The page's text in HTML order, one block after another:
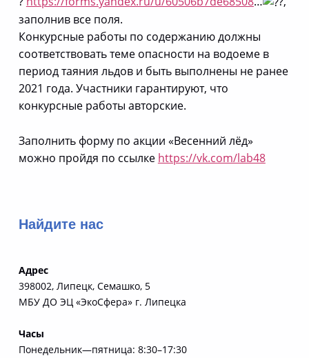
заполнив все поля.
Конкурсные работы по содержанию должны
соответствовать теме опасности на водоеме в
период таяния льдов и быть выполнены не ранее
2021 года. Участники гарантируют, что
конкурсные работы авторские.
Заполнить форму по акции «Весенний лёд»
можно пройдя по ссылке https://vk.com/lab48
Найдите нас
Адрес
398002, Липецк, Семашко, 5
МБУ ДО ЭЦ «ЭкоСфера» г. Липецка
Часы
Понедельник—пятница: 8:30–17:30